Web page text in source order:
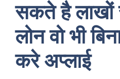
सकते है लाखों
लोन वो भी
करे अप्लाई